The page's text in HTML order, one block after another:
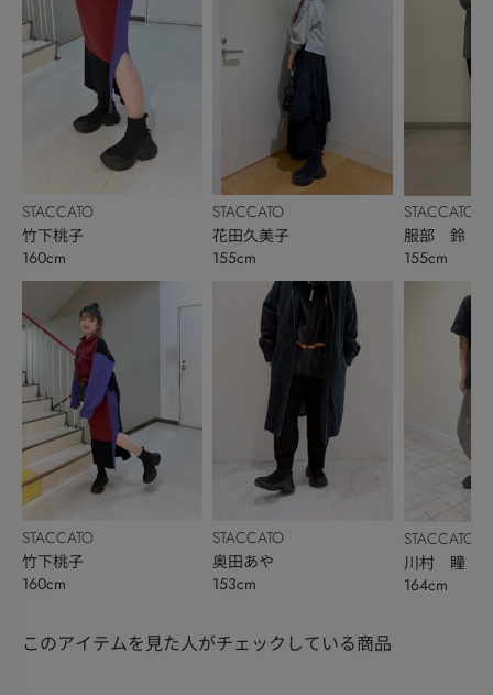
STACCATO
竹下桃子
160cm
STACCATO
竹下桃子
160cm
STACCATO
花田久美子
155cm
STACCATO
奥田あや
153cm
STACCATO
服部 鈴
155cm
STACCATO
川村 瞳
164cm
このアイテムを見た人がチェックしている商品